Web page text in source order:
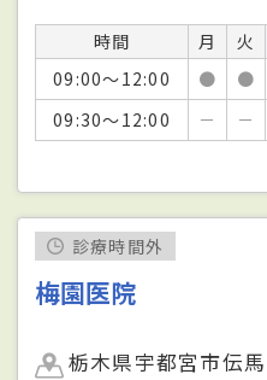
時間 月 火
09:00～12:00
● ●
09:30～12:00
－ －
診療時間外
梅園医院
栃木県宇都宮市伝